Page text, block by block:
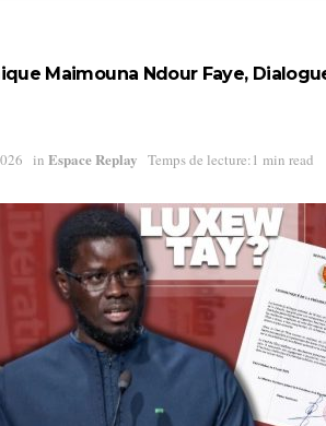
Maimouna Ndour Faye,
in Espace Replay Temps de lecture:1 min read